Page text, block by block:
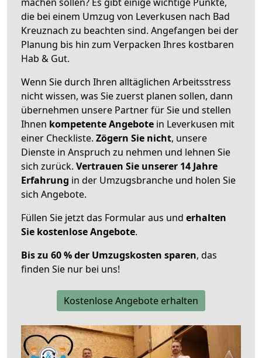
die bei einem Umzug von Leverkusen nach Bad
Kreuznach zu beachten sind. Angefangen bei der
Planung bis hin zum Verpacken Ihres kostbaren
Hab & Gut.
Wenn Sie durch Ihren alltäglichen Arbeitsstress
nicht wissen, was Sie zuerst planen sollen, dann
übernehmen unsere Partner für Sie und stellen
Ihnen kompetente Angebote in Leverkusen mit
einer Checkliste. Zögern Sie nicht, unsere
Dienste in Anspruch zu nehmen und lehnen Sie
sich zurück. Vertrauen Sie unserer 14 Jahre
Erfahrung in der Umzugsbranche und holen Sie
sich Angebote.
Füllen Sie jetzt das Formular aus und erhalten
Sie kostenlose Angebote.
Bis zu 60 % der Umzugskosten sparen, das
finden Sie nur bei uns!
Kostenlose Angebote erhalten